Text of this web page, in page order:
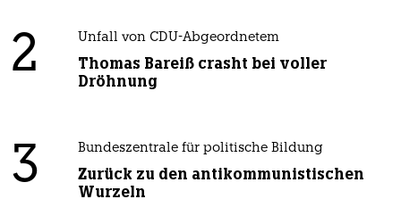
2 Unfall von CDU-Abgeordnetem
Thomas Bareiß crasht bei voller
Dröhnung
3 Bundeszentrale für politische Bildung
Zurück zu den antikommunistischen
Wurzeln